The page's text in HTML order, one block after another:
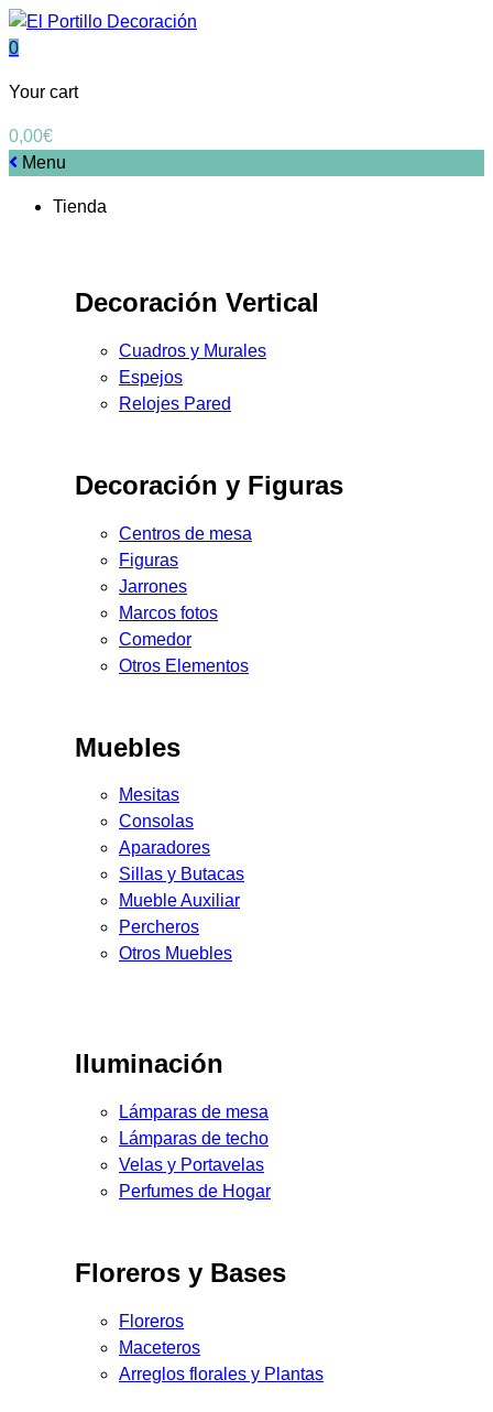
0
Your cart
0,00€
Menu
Tienda
Decoración Vertical
Cuadros y Murales
Espejos
Relojes Pared
Decoración y Figuras
Centros de mesa
Figuras
Jarrones
Marcos fotos
Comedor
Otros Elementos
Muebles
Mesitas
Consolas
Aparadores
Sillas y Butacas
Mueble Auxiliar
Percheros
Otros Muebles
Iluminación
Lámparas de mesa
Lámparas de techo
Velas y Portavelas
Perfumes de Hogar
Floreros y Bases
Floreros
Maceteros
Arreglos florales y Plantas